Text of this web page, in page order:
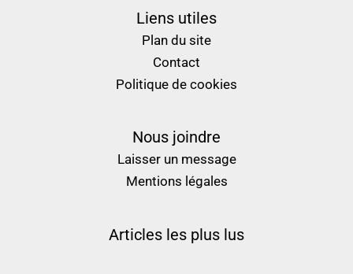
Liens utiles
Plan du site
Contact
Politique de cookies
Nous joindre
Laisser un message
Mentions légales
Articles les plus lus